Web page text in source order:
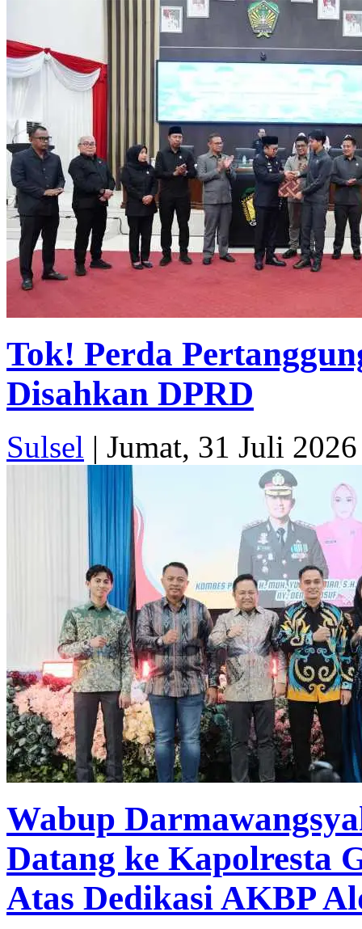
Tok! Perda
Disahkan DPRD
Sulsel | Jumat, 31 Juli 2026
Wabup
Datang ke Kapolresta
Atas Dedikasi AKBP